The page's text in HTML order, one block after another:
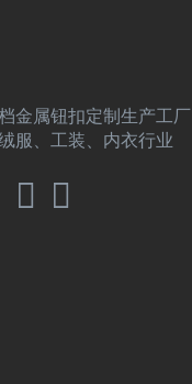
金属钮扣定制生产工厂
服、工装、内衣行业